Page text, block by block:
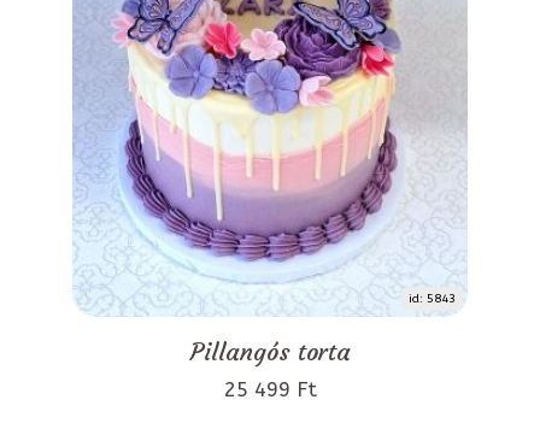
id: 5843
Pillangós torta
25 499 Ft